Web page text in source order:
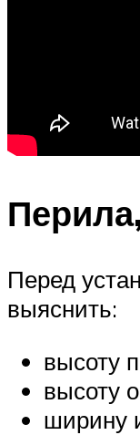
Перед
выяснить:
высоту
высоту
ширину